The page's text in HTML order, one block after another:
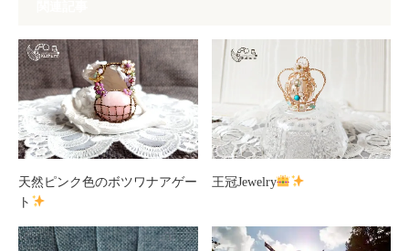
天然ピンク色のボツワナアゲー
ト
王冠Jewelry